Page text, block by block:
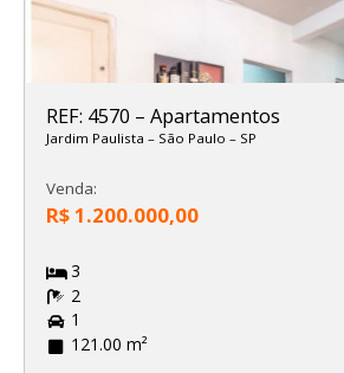
REF: 4570 – Apartamentos
Jardim Paulista – São Paulo – SP
Venda:
R$ 1.200.000,00
3
2
1
121.00 m²